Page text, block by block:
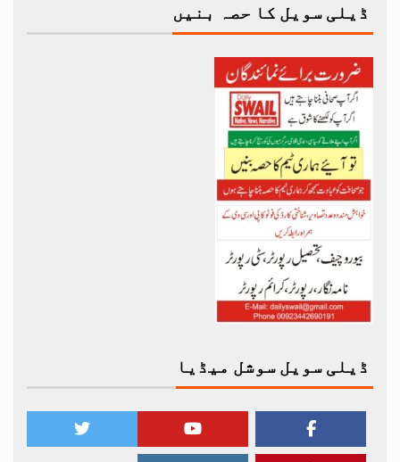
ڈیلی سویل کا حصہ بنیں
ڈیلی سویل سوشل میڈیا